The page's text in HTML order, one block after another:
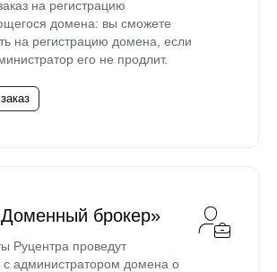
на регистрацию
домена: вы сможете
на регистрацию домена, если
его не продлит.
брокер»
Руцентра проведут
с администратором домена о